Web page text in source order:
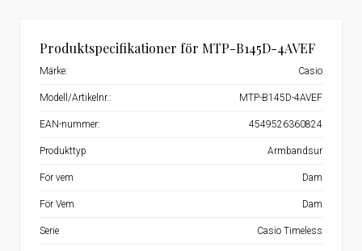
Produktspecifikationer för MTP-B145D-4AVEF
Märke: Casio
Modell/Artikelnr.: MTP-B145D-4AVEF
EAN-nummer: 4549526360824
Produkttyp Armbandsur
För vem Dam
För Vem Dam
Serie Casio Timeless